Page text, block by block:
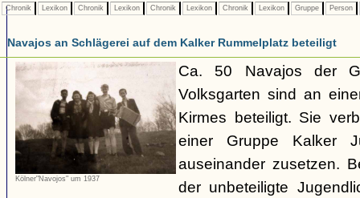
Chronik Lexikon Chronik Lexikon Chronik Lexikon Chronik Lexikon Gruppe Person
Navajos an Schlägerei auf dem Kalker Rummelplatz beteiligt
Kölner"Navojos" um 1937
Ca. 50 Navajos der
Volksgarten sind an
Kirmes beteiligt. Sie
einer Gruppe Kalker
auseinander zusetzen.
der unbeteiligte